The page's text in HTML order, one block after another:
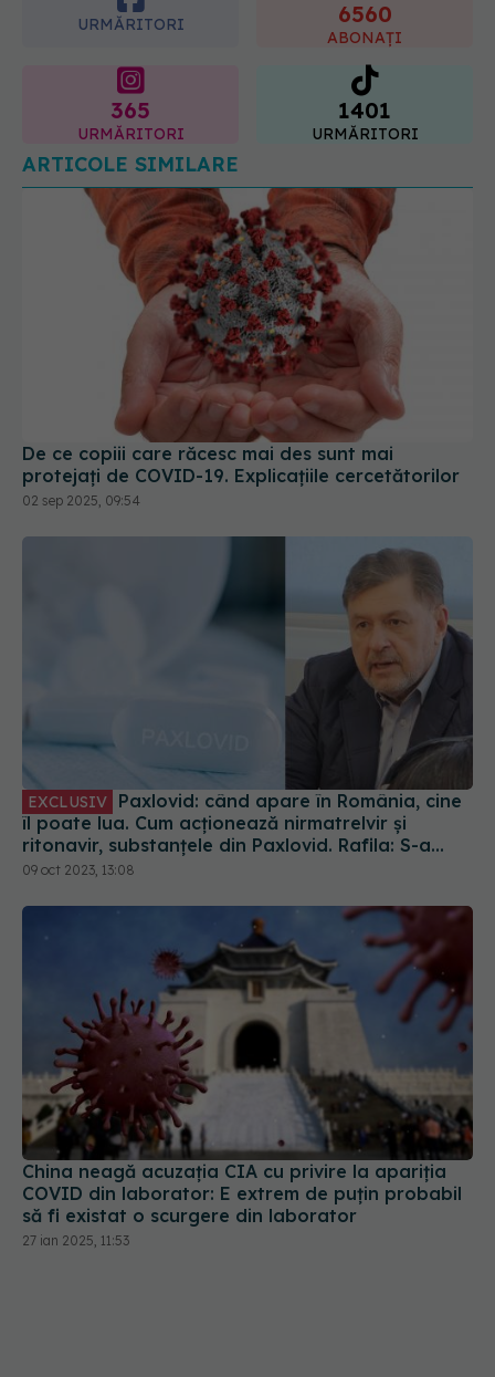
365
URMĂRITORI
1401
URMĂRITORI
ARTICOLE SIMILARE
De ce copiii care răcesc mai des sunt mai
protejați de COVID-19. Explicațiile cercetătorilor
02 sep 2025, 09:54
EXCLUSIV Paxlovid: când apare în România, cine
îl poate lua. Cum acționează nirmatrelvir și
ritonavir, substanțele din Paxlovid. Rafila: S-a
semnat contractul. Va fi disponibil la
recomandarea medicului
09 oct 2023, 13:08
China neagă acuzația CIA cu privire la apariția
COVID din laborator: E extrem de puţin probabil
să fi existat o scurgere din laborator
27 ian 2025, 11:53